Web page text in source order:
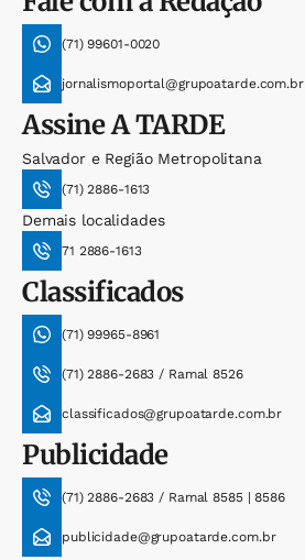
(71) 99601-0020
jornalismoportal@grupoatarde.com.br
AssineA TARDE
Salvador e Região Metropolitana
(71) 2886-1613
Demais localidades
71 2886-1613
Classificados
(71) 99965-8961
(71) 2886-2683 / Ramal 8526
classificados@grupoatarde.com.br
Publicidade
(71) 2886-2683 / Ramal 8585 | 8586
publicidade@grupoatarde.com.br